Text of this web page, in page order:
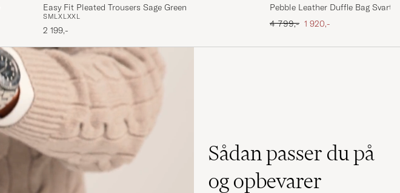
Easy Fit Pleated Trousers Sage Green
SMLXL XXL
2 199,-
Pebble Leather Duffle Bag Svart
Ordinary pris
4 799,- Nedsat pris
1 920,-
Sådan passer du på
og opbevarer